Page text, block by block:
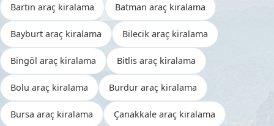
Bartın araç kiralama Batman araç kiralama
Bayburt araç kiralama Bilecik araç kiralama
Bingöl araç kiralama Bitlis araç kiralama
Bolu araç kiralama Burdur araç kiralama
Bursa araç kiralama Çanakkale araç kiralama